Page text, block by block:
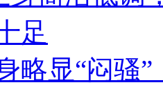
略显“闷骚